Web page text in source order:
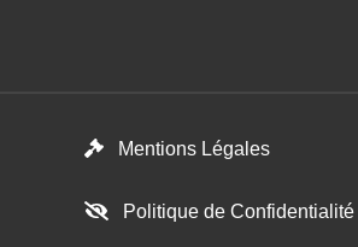
Mentions Légales
Politique de Confidentialité